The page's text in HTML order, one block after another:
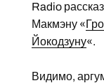
Radio
Макмэну «
Йокодзуну«.
Видимо,